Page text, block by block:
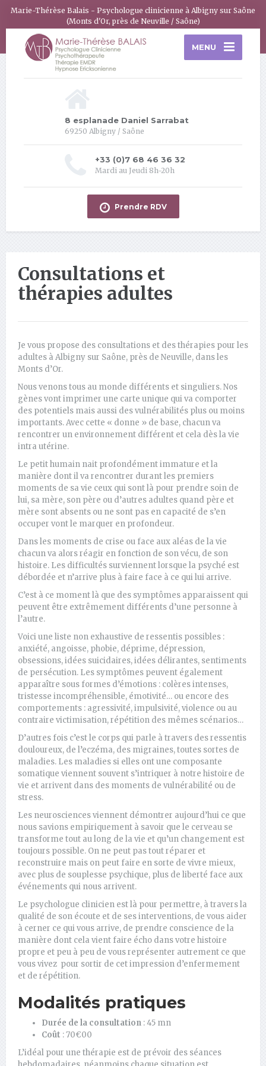
Marie-Thérèse Balais - Psychologue clinicienne à Albigny sur Saône
(Monts d'Or, près de Neuville / Saône)
MENU
8 esplanade Daniel Sarrabat
69250 Albigny / Saône
+33 (0)7 68 46 36 32
Mardi au Jeudi 8h-20h
Prendre RDV
Consultations et
thérapies adultes
Je vous propose des consultations et des thérapies pour les
adultes à Albigny sur Saône, près de Neuville, dans les
Monts d’Or.
Nous venons tous au monde différents et singuliers. Nos
gènes vont imprimer une carte unique qui va comporter
des potentiels mais aussi des vulnérabilités plus ou moins
importants. Avec cette « donne » de base, chacun va
rencontrer un environnement différent et cela dès la vie
intra utérine.
Le petit humain nait profondément immature et la
manière dont il va rencontrer durant les premiers
moments de sa vie ceux qui sont là pour prendre soin de
lui, sa mère, son père ou d’autres adultes quand père et
mère sont absents ou ne sont pas en capacité de s’en
occuper vont le marquer en profondeur.
Dans les moments de crise ou face aux aléas de la vie
chacun va alors réagir en fonction de son vécu, de son
histoire. Les difficultés surviennent lorsque la psyché est
débordée et n’arrive plus à faire face à ce qui lui arrive.
C’est à ce moment là que des symptômes apparaissent qui
peuvent être extrêmement différents d’une personne à
l’autre.
Voici une liste non exhaustive de ressentis possibles :
anxiété, angoisse, phobie, déprime, dépression,
obsessions, idées suicidaires, idées délirantes, sentiments
de persécution. Les symptômes peuvent également
apparaître sous formes d’émotions : colères intenses,
tristesse incompréhensible, émotivité… ou encore des
comportements : agressivité, impulsivité, violence ou au
contraire victimisation, répétition des mêmes scénarios…
D’autres fois c’est le corps qui parle à travers des ressentis
douloureux, de l’eczéma, des migraines, toutes sortes de
maladies. Les maladies si elles ont une composante
somatique viennent souvent s’intriquer à notre histoire de
vie et arrivent dans des moments de vulnérabilité ou de
stress.
Les neurosciences viennent démontrer aujourd’hui ce que
nous savions empiriquement à savoir que le cerveau se
transforme tout au long de la vie et qu’un changement est
toujours possible. On ne peut pas tout réparer et
reconstruire mais on peut faire en sorte de vivre mieux,
avec plus de souplesse psychique, plus de liberté face aux
événements qui nous arrivent.
Le psychologue clinicien est là pour permettre, à travers la
qualité de son écoute et de ses interventions, de vous aider
à cerner ce qui vous arrive, de prendre conscience de la
manière dont cela vient faire écho dans votre histoire
propre et peu à peu de vous représenter autrement ce que
vous vivez pour sortir de cet impression d’enfermement
et de répétition.
Modalités pratiques
Durée de la consultation : 45 mn
Coût : 70€00
L’idéal pour une thérapie est de prévoir des séances